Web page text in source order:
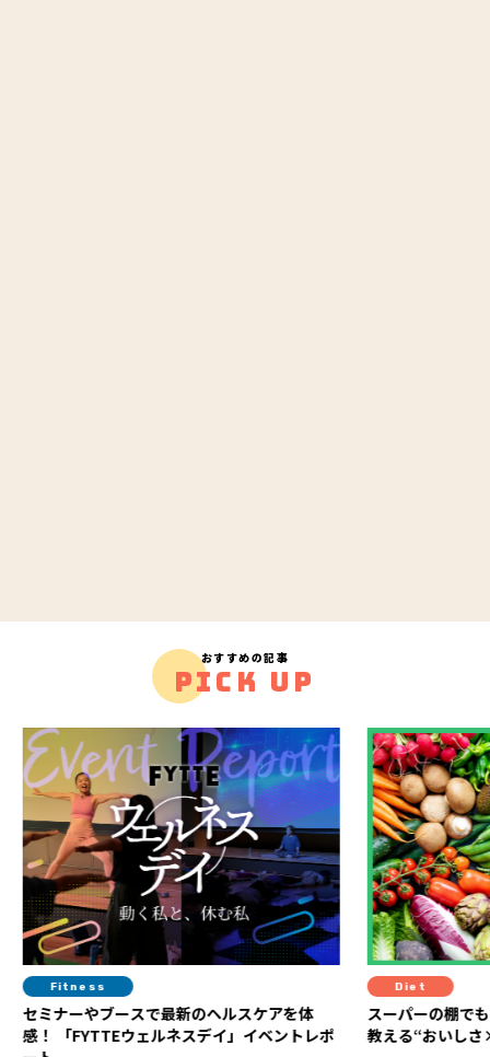
おすすめの記事
PICK UP
体
Diet
スーパーの棚でもう迷わない！ 管理栄養士が
教える“おいしさ×健康コスパ”食材の選び方
“がん
康”へ